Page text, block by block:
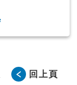
回上頁